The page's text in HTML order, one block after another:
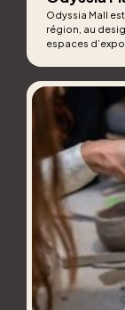
Odyssia Mall
région, au
espaces